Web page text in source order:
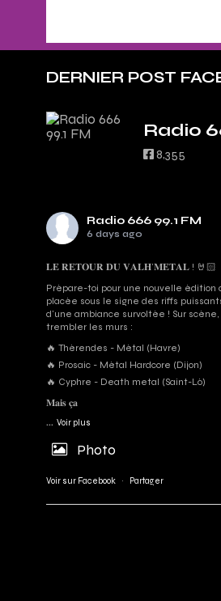
DERNIER POST
Radio
8,355
Radio 666 99.1 FM
6 days ago
𝐋𝐄 𝐑𝐄𝐓𝐎𝐔𝐑 𝐃𝐔 𝐕𝐀𝐋𝐇’𝐌𝐄𝐓𝐀𝐋 ! 🤘🏻
Prépare-toi pour une nouvelle édition
placée sous le signe des riffs
d'une ambiance survoltée ! Sur scène,
trembler les murs :
🔥 Thérendes - Métal (Havre)
🔥 Prosaic - Métal Hardcore (Dijon)
🔥 Cyphre - Death metal (Saint-Lô)
𝐌𝐚𝐢𝐬 𝐜̧𝐚
... Voir plus
Photo
Voir sur Facebook · Partager